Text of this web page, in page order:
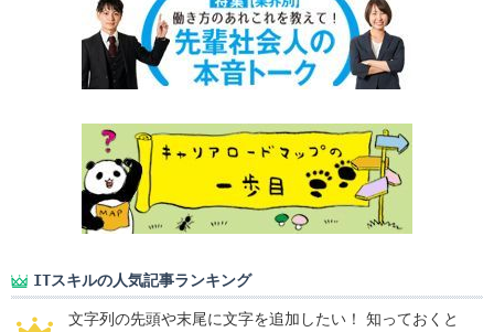
ITスキルの人気記事ランキング
文字列の先頭や末尾に文字を追加したい！ 知っておくと